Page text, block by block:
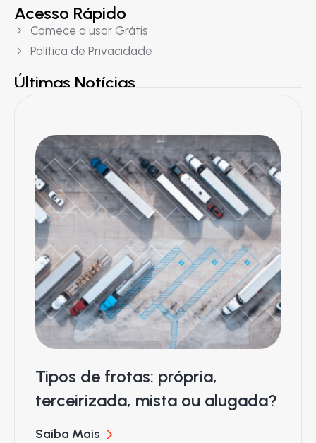
Acesso Rápido
Comece a usar Grátis
Política de Privacidade
Últimas Notícias
Tipos de frotas: própria,
terceirizada, mista ou alugada?
Saiba Mais